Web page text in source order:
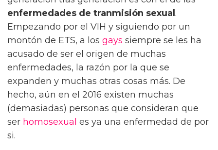
enfermedades de tranmisión sexual .
Empezando por el VIH y siguiendo por un
montón de ETS, a los gays siempre se les ha
acusado de ser el origen de muchas
enfermedades, la razón por la que se
expanden y muchas otras cosas más. De
hecho, aún en el 2016 existen muchas
(demasiadas) personas que consideran que
ser homosexual es ya una enfermedad de por
si.